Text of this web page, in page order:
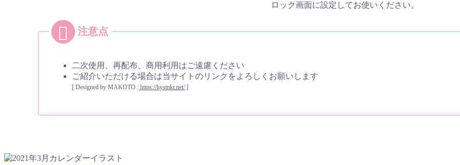
ロック画面に設定してお使いください。
二次使用、再配布、商用利用はご遠慮ください
ご紹介いただける場合は当サイトのリンクをよろしくお願いします
[ Designed by MAKOTO : https://hysmkt.net/]